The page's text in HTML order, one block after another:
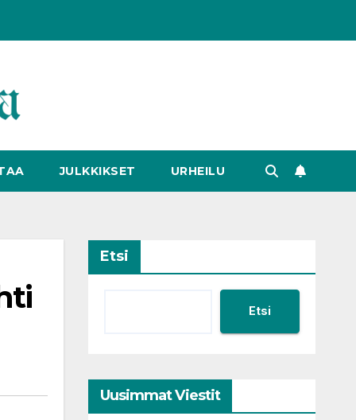
JULKKIKSET URHEILU
Etsi
Etsi
Uusimmat Viestit